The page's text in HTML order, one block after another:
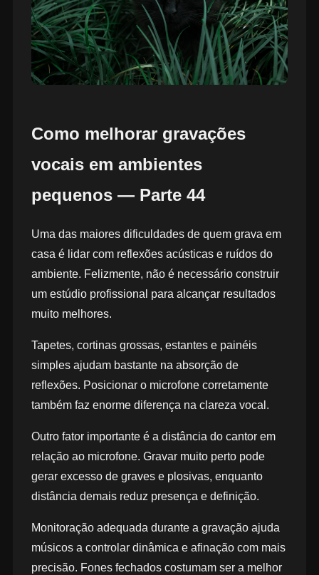
Como melhorar gravações
vocais em ambientes
pequenos — Parte 44
Uma das maiores dificuldades de quem grava em
casa é lidar com reflexões acústicas e ruídos do
ambiente. Felizmente, não é necessário construir
um estúdio profissional para alcançar resultados
muito melhores.
Tapetes, cortinas grossas, estantes e painéis
simples ajudam bastante na absorção de
reflexões. Posicionar o microfone corretamente
também faz enorme diferença na clareza vocal.
Outro fator importante é a distância do cantor em
relação ao microfone. Gravar muito perto pode
gerar excesso de graves e plosivas, enquanto
distância demais reduz presença e definição.
Monitoração adequada durante a gravação ajuda
músicos a controlar dinâmica e afinação com mais
precisão. Fones fechados costumam ser a melhor